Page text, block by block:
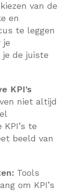
van de
en
te leggen
je
je de juiste
KPI’s
niet altijd
te
beeld van
Tools
om KPI’s